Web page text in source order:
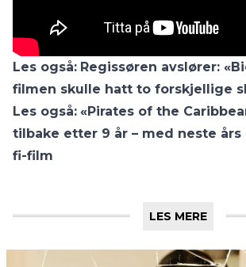
Les også: Regissøren avslører:
filmen skulle hatt to forskjellige
Les også: «Pirates of the
tilbake etter 9 år – med neste års
fi-film
LES MERE